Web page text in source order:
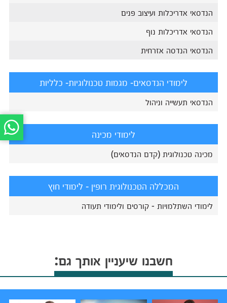
הנדסאי אדריכלות ועיצוב פנים
הנדסאי אדריכלות נוף
הנדסאי הנדסה אזרחית
לימודי הנדסאים- מגמות טכנולוגיות- כלליות
הנדסאי תעשייה וניהול
לימודי מכינה
מכינה טכנולוגית (קדם הנדסאים)
המכללה הטכנולוגית רופין - לימודי חוץ
לימודי השתלמויות - קורסים ולימודי תעודה
חשבנו שיעניין אותך גם: